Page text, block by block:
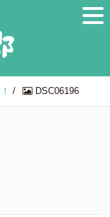
/ DSC06196